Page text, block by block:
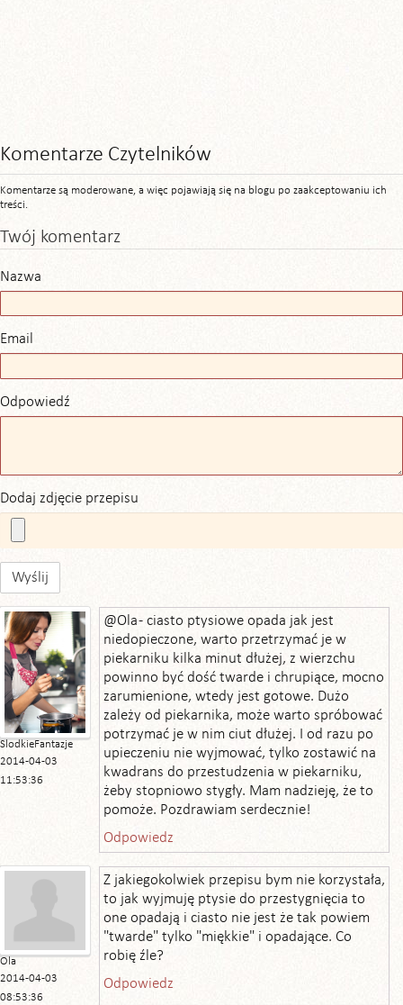
Komentarze Czytelników
Komentarze są moderowane, a więc pojawiają się na blogu po zaakceptowaniu ich
treści.
Twój komentarz
Nazwa
Email
Odpowiedź
Dodaj zdjęcie przepisu
Wyślij
SlodkieFantazje
2014-04-03
11:53:36
@Ola - ciasto ptysiowe opada jak jest
niedopieczone, warto przetrzymać je w
piekarniku kilka minut dłużej, z wierzchu
powinno być dość twarde i chrupiące, mocno
zarumienione, wtedy jest gotowe. Dużo
zależy od piekarnika, może warto spróbować
potrzymać je w nim ciut dłużej. I od razu po
upieczeniu nie wyjmować, tylko zostawić na
kwadrans do przestudzenia w piekarniku,
żeby stopniowo stygły. Mam nadzieję, że to
pomoże. Pozdrawiam serdecznie!
Odpowiedz
Ola
2014-04-03
08:53:36
Z jakiegokolwiek przepisu bym nie korzystała,
to jak wyjmuję ptysie do przestygnięcia to
one opadają i ciasto nie jest że tak powiem
"twarde" tylko "miękkie" i opadające. Co
robię źle?
Odpowiedz